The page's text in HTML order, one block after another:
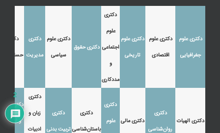
دکتری علوم
جغرافیایی
دکتری علوم
اقتصادی
دکتری علوم
تاریخی
دکتری
علوم
اجتماعی
و
مددکاری
دکتری حقوق
دکتری علوم
سیاسی
دکتری
مدیریت
دکتری
حسابداری
دکتری الهیات
دکتری
روان‌شناسی
دکتری مالی
دکتری
علوم
دکتری
باستان‌شناسی
دکتری
تربیت بدنی
دکتری
زبان و
ادبیات
دکتری زبان
و ادبیات
2